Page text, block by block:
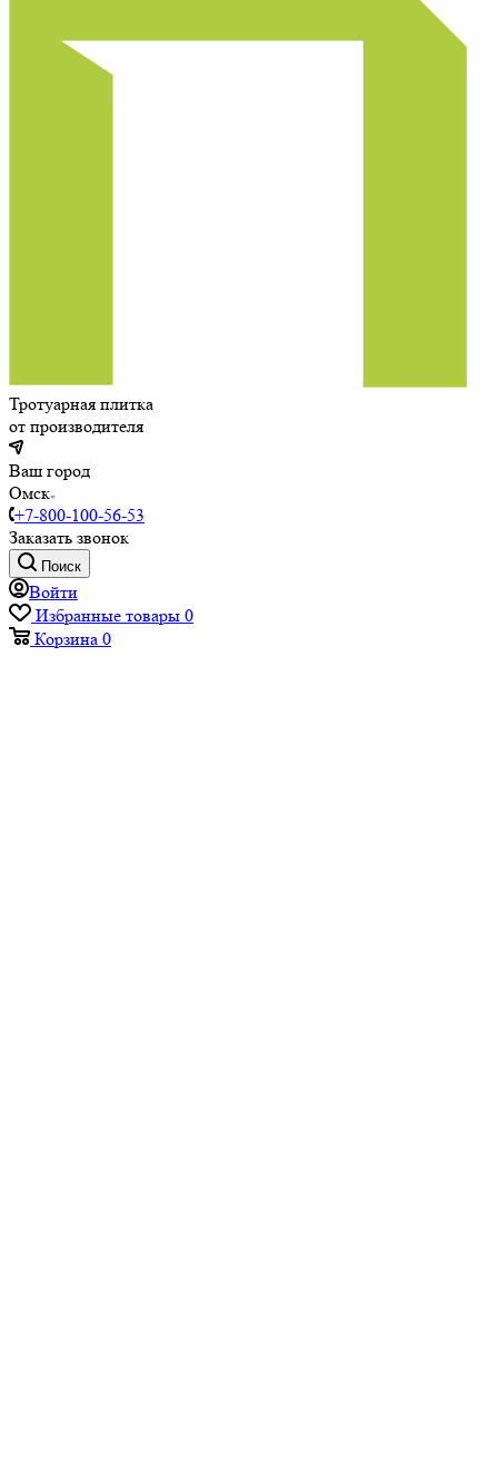
Тротуарная плитка
от производителя
Ваш город
Омск
+7-800-100-56-53
Заказать звонок
Поиск
Войти
Избранные товары 0
Корзина 0